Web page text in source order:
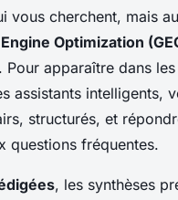
vous cherchent, mais
Optimization
Pour apparaître dans
assistants intelligents,
structurés, et
questions fréquentes.
, les synthèses